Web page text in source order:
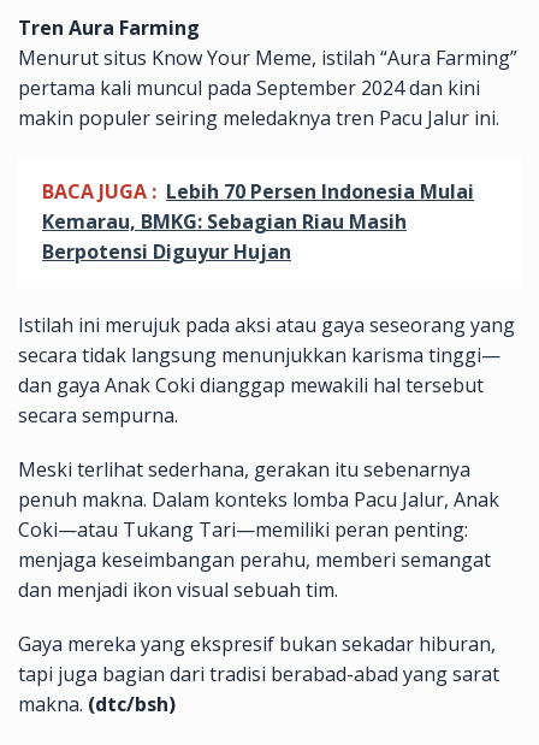
Tren Aura Farming
Menurut situs Know Your Meme, istilah “Aura Farming”
pertama kali muncul pada September 2024 dan kini
makin populer seiring meledaknya tren Pacu Jalur ini.
BACA JUGA : Lebih 70 Persen Indonesia Mulai
Kemarau, BMKG: Sebagian Riau Masih
Berpotensi Diguyur Hujan
Istilah ini merujuk pada aksi atau gaya seseorang yang
secara tidak langsung menunjukkan karisma tinggi—
dan gaya Anak Coki dianggap mewakili hal tersebut
secara sempurna.
Meski terlihat sederhana, gerakan itu sebenarnya
penuh makna. Dalam konteks lomba Pacu Jalur, Anak
Coki—atau Tukang Tari—memiliki peran penting:
menjaga keseimbangan perahu, memberi semangat
dan menjadi ikon visual sebuah tim.
Gaya mereka yang ekspresif bukan sekadar hiburan,
tapi juga bagian dari tradisi berabad-abad yang sarat
makna. (dtc/bsh)